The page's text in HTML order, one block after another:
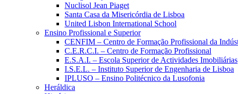
Nuclisol Jean Piaget
Santa Casa da Misericórdia de Lisboa
United Lisbon International School
Ensino Profissional e Superior
CENFIM – Centro de Formação Profissional da
C.E.R.C.I. – Centro de Formação Profissional
E.S.A.I. – Escola Superior de Actividades Imobiliárias
I.S.E.L. – Instituto Superior de Engenharia de Lisboa
IPLUSO – Ensino Politécnico da Lusofonia
Heráldica